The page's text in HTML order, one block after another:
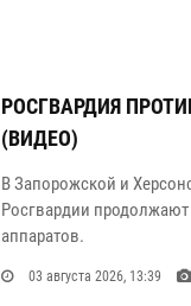
РОСГВАРДИЯ
(ВИДЕО)
В Запорожской и
Росгвардии продолжают
аппаратов.
03 августа 2026, 13:39